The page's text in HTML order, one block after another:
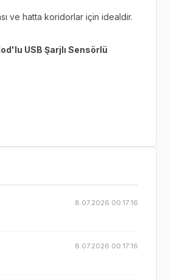
ve hatta koridorlar için idealdir.
USB Şarjlı Sensörlü
8.07.2026 00:17:16
8.07.2026 00:17:16